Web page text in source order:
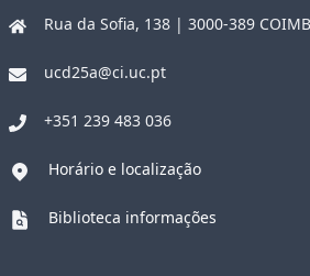
Rua da Sofia, 138 | 3000-389
ucd25a@ci.uc.pt
+351 239 483 036
Horário e localização
Biblioteca informações